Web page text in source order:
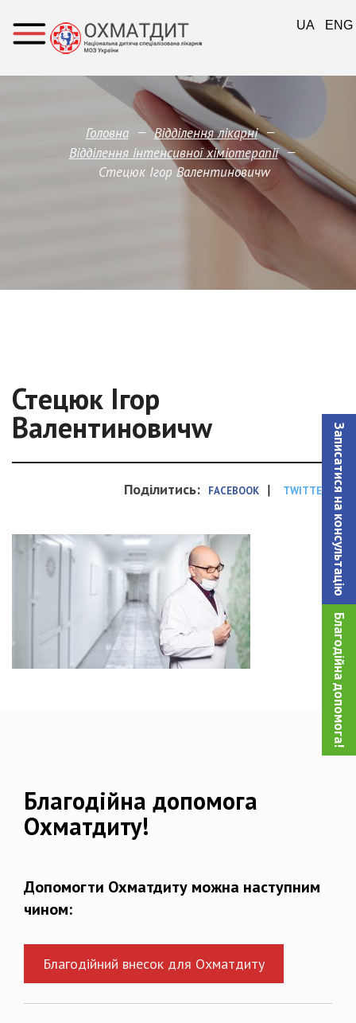
Записатися на консультацiю
Благодійна допомога!
Головна — Відділення лікарні —
Відділення інтенсивної хіміотерапії —
Стецюк Ігор Валентиновичw
Стецюк Ігор
Валентиновичw
Поділитись: FACEBOOK | TWITTER
Благодійна допомога
Охматдиту!
Допомогти Охматдиту можна наступним
чином:
Благодійний внесок для Охматдиту
UA ENG